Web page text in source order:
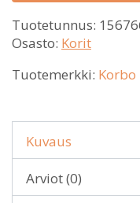
Tuotetunnus:
Osasto: Korit
Tuotemerkki: Korbo
Kuvaus
Arviot (0)